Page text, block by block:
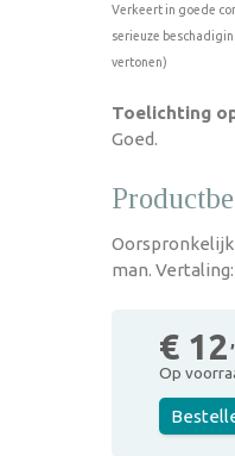
Verkeert in goede
serieuze
vertonen)
Toelichting
Goed.
man.
€ 12
Op